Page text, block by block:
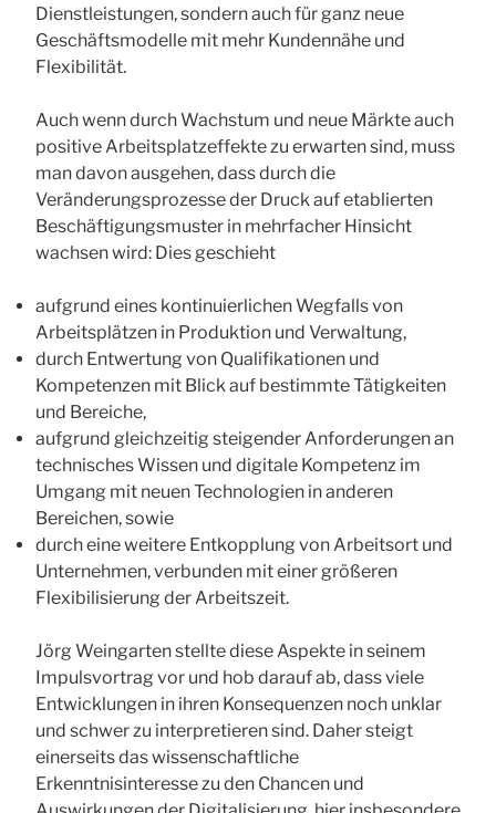
Dienstleistungen, sondern auch für ganz neue
Geschäftsmodelle mit mehr Kundennähe und
Flexibilität.
Auch wenn durch Wachstum und neue Märkte auch
positive Arbeitsplatzeffekte zu erwarten sind, muss
man davon ausgehen, dass durch die
Veränderungsprozesse der Druck auf etablierten
Beschäftigungsmuster in mehrfacher Hinsicht
wachsen wird: Dies geschieht
aufgrund eines kontinuierlichen Wegfalls von
Arbeitsplätzen in Produktion und Verwaltung,
durch Entwertung von Qualifikationen und
Kompetenzen mit Blick auf bestimmte Tätigkeiten
und Bereiche,
aufgrund gleichzeitig steigender Anforderungen an
technisches Wissen und digitale Kompetenz im
Umgang mit neuen Technologien in anderen
Bereichen, sowie
durch eine weitere Entkopplung von Arbeitsort und
Unternehmen, verbunden mit einer größeren
Flexibilisierung der Arbeitszeit.
Jörg Weingarten stellte diese Aspekte in seinem
Impulsvortrag vor und hob darauf ab, dass viele
Entwicklungen in ihren Konsequenzen noch unklar
und schwer zu interpretieren sind. Daher steigt
einerseits das wissenschaftliche
Erkenntnisinteresse zu den Chancen und